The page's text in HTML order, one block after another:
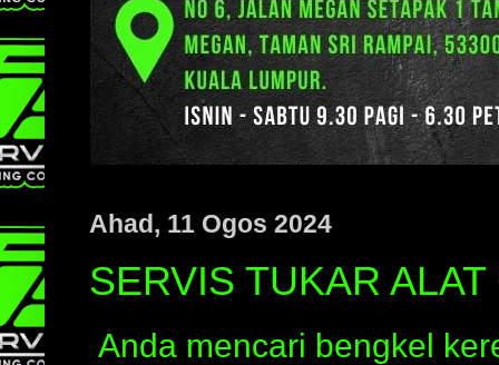
Ahad, 11 Ogos 2024
SERVIS TUKAR
Anda mencari bengkel